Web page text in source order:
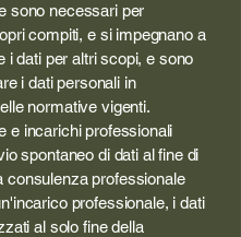
sono necessari per
compiti, e si impegnano a
i dati per altri scopi, e sono
i dati personali in
normative vigenti.
e incarichi professionali
spontaneo di dati al fine di
consulenza professionale
professionale, i dati
al solo fine della